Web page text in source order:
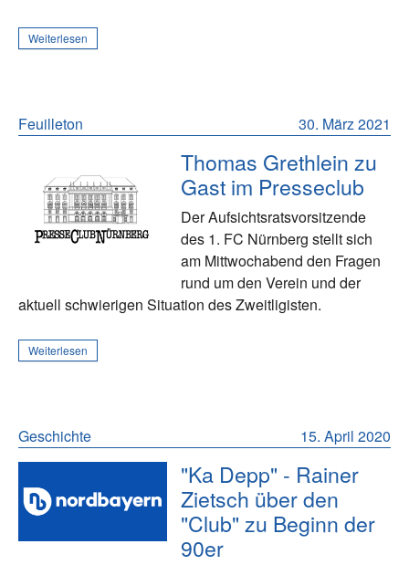
Weiterlesen
30. März 2021
Feuilleton
Thomas Grethlein zu
Gast im Presseclub
Der Aufsichtsratsvorsitzende
des 1. FC Nürnberg stellt sich
am Mittwochabend den Fragen
rund um den Verein und der
aktuell schwierigen Situation des Zweitligisten.
Weiterlesen
15. April 2020
Geschichte
"Ka Depp" - Rainer
Zietsch über den
"Club" zu Beginn der
90er